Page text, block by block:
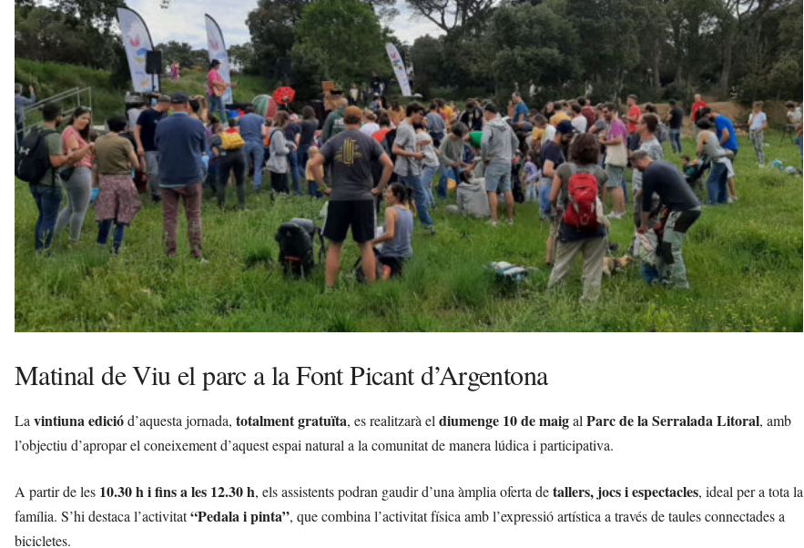
Matinal de Viu el parc a la Font Picant d’Argentona
Lavintiuna ediciód’aquesta jornada, totalment gratuïta, es realitzarà eldiumenge 10 de maigalParc de la Serralada Litoral, amb
l’objectiu d’apropar el coneixement d’aquest espai natural a la comunitat de manera lúdica i participativa.
A partir de les 10.30 h i fins a les 12.30 h, els assistents podran gaudir d’una àmplia oferta detallers, jocs i espectacles, ideal per a tota la
família. S’hi destaca l’activitat“Pedala i pinta”, que combina l’activitat física amb l’expressió artística a través de taules connectades a
bicicletes.